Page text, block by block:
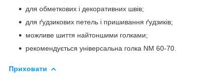
для обметкових і декоративних швів;
для ґудзикових петель і пришивання ґудзиків;
можливе шиття найтоншими голками;
рекомендується універсальна голка NM 60-70.
Приховати